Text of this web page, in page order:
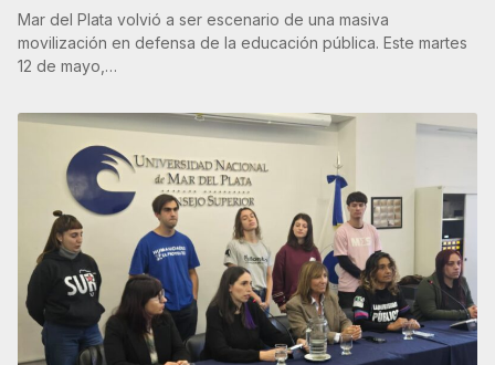
Mar del Plata volvió a ser escenario de una masiva
movilización en defensa de la educación pública. Este martes
12 de mayo,…